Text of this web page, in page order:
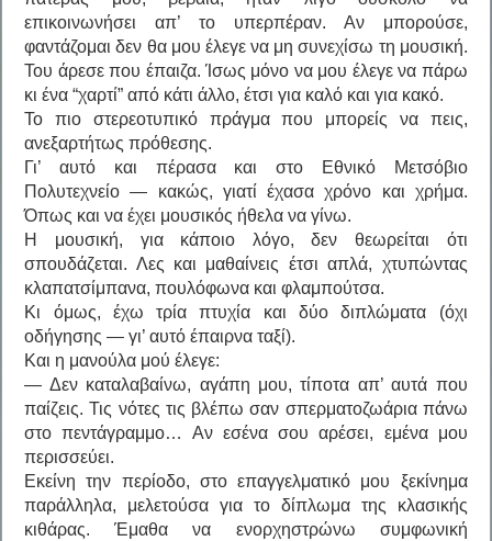
επικοινωνήσει απ’ το υπερπέραν. Αν μπορούσε,
φαντάζομαι δεν θα μου έλεγε να μη συνεχίσω τη μουσική.
Του άρεσε που έπαιζα. Ίσως μόνο να μου έλεγε να πάρω
κι ένα “χαρτί” από κάτι άλλο, έτσι για καλό και για κακό.
Το πιο στερεοτυπικό πράγμα που μπορείς να πεις,
ανεξαρτήτως πρόθεσης.
Γι’ αυτό και πέρασα και στο Εθνικό Μετσόβιο
Πολυτεχνείο — κακώς, γιατί έχασα χρόνο και χρήμα.
Όπως και να έχει μουσικός ήθελα να γίνω.
Η μουσική, για κάποιο λόγο, δεν θεωρείται ότι
σπουδάζεται. Λες και μαθαίνεις έτσι απλά, χτυπώντας
κλαπατσίμπανα, πουλόφωνα και φλαμπούτσα.
Κι όμως, έχω τρία πτυχία και δύο διπλώματα (όχι
οδήγησης — γι’ αυτό έπαιρνα ταξί).
Και η μανούλα μού έλεγε:
— Δεν καταλαβαίνω, αγάπη μου, τίποτα απ’ αυτά που
παίζεις. Τις νότες τις βλέπω σαν σπερματοζωάρια πάνω
στο πεντάγραμμο… Αν εσένα σου αρέσει, εμένα μου
περισσεύει.
Εκείνη την περίοδο, στο επαγγελματικό μου ξεκίνημα
παράλληλα, μελετούσα για το δίπλωμα της κλασικής
κιθάρας. Έμαθα να ενορχηστρώνω συμφωνική